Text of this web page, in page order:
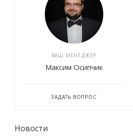
ВАШ МЕНЕДЖЕР
Максим Осипчик
ЗАДАТЬ ВОПРОС
Новости